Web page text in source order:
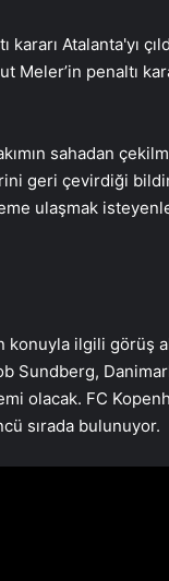
penaltı
sahadan
geri çevirdiği
ulaşmak
konuyla ilgili görüş
Sundberg,
olacak. FC
sırada bulunuyor.